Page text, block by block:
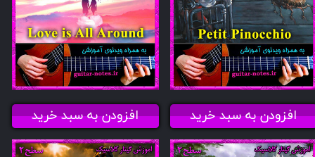
افزودن به سبد خرید افزودن به سبد خرید